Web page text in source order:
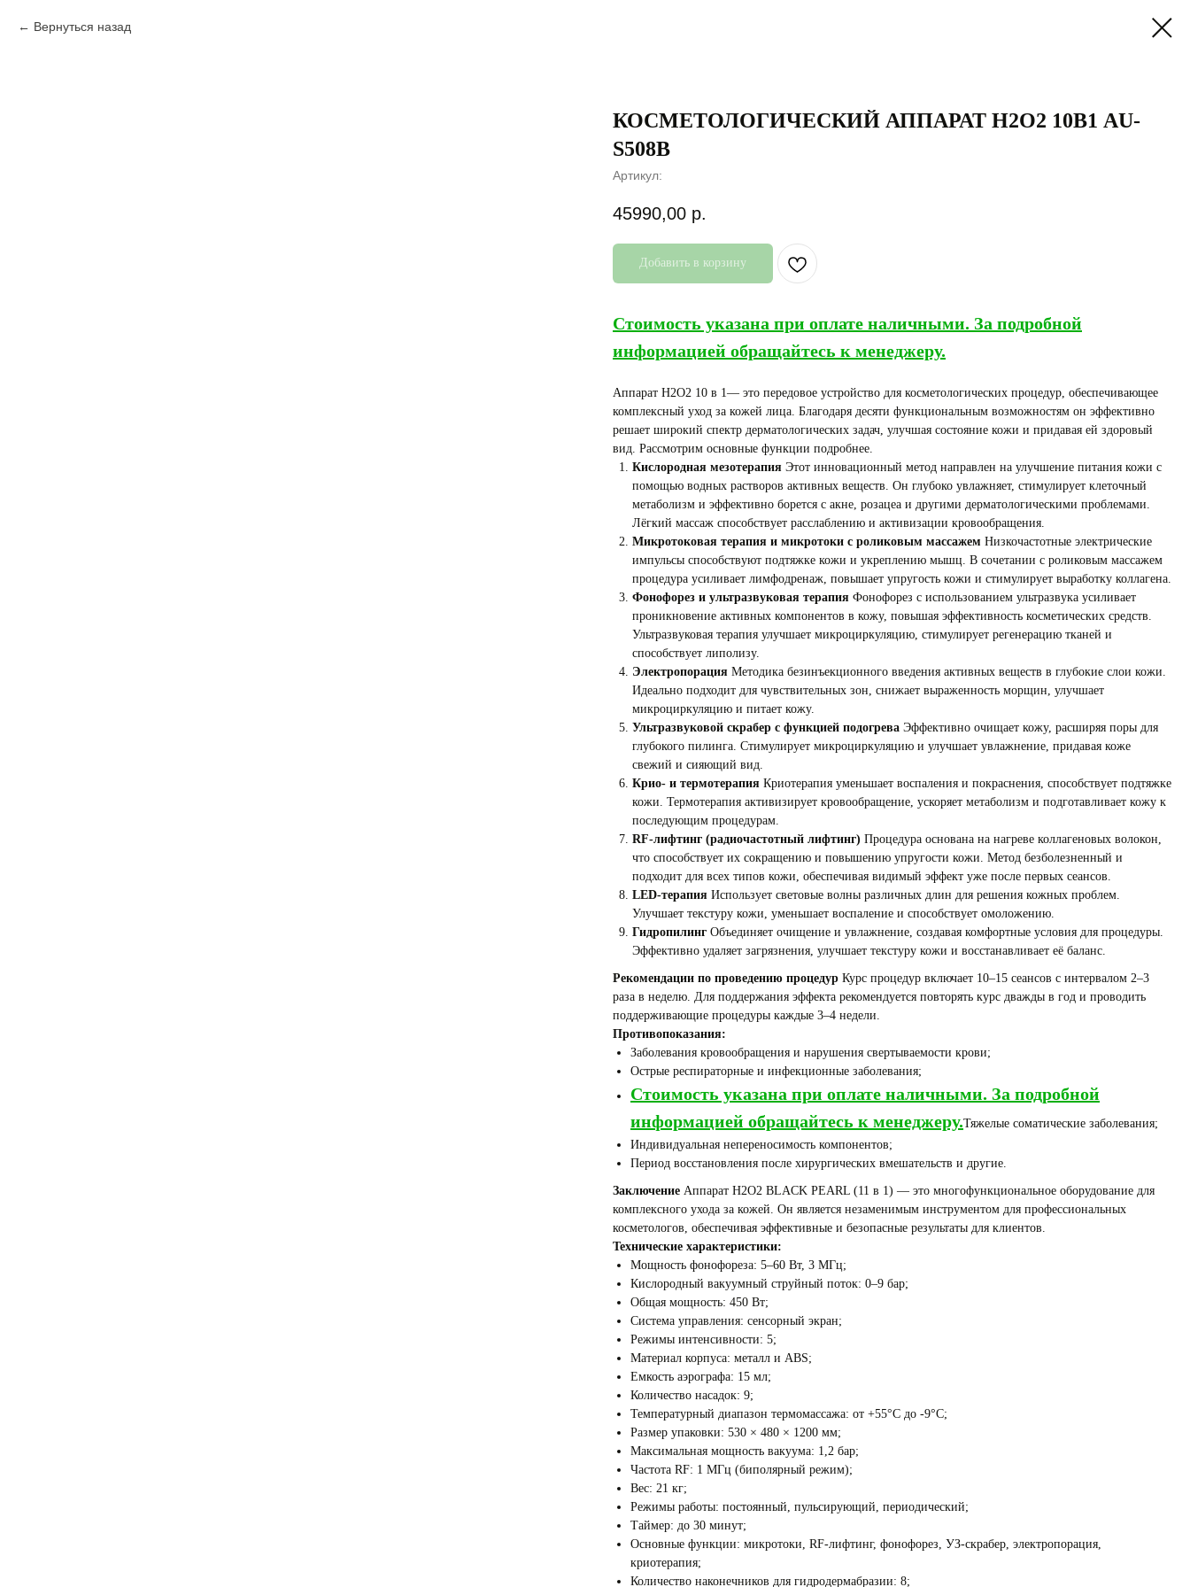
Вернуться назад
КОСМЕТОЛОГИЧЕСКИЙ АППАРАТ H2O2 10В1 AU-
S508B
Артикул:
45990,00 р.
Добавить в корзину
Стоимость указана при оплате наличными. За подробной
информацией обращайтесь к менеджеру.
Аппарат H2O2 10 в 1— это передовое устройство для косметологических процедур, обеспечивающее
комплексный уход за кожей лица. Благодаря десяти функциональным возможностям он эффективно
решает широкий спектр дерматологических задач, улучшая состояние кожи и придавая ей здоровый
вид. Рассмотрим основные функции подробнее.
Кислородная мезотерапия Этот инновационный метод направлен на улучшение питания кожи с
помощью водных растворов активных веществ. Он глубоко увлажняет, стимулирует клеточный
метаболизм и эффективно борется с акне, розацеа и другими дерматологическими проблемами.
Лёгкий массаж способствует расслаблению и активизации кровообращения.
Микротоковая терапия и микротоки с роликовым массажем Низкочастотные электрические
импульсы способствуют подтяжке кожи и укреплению мышц. В сочетании с роликовым массажем
процедура усиливает лимфодренаж, повышает упругость кожи и стимулирует выработку коллагена.
Фонофорез и ультразвуковая терапия Фонофорез с использованием ультразвука усиливает
проникновение активных компонентов в кожу, повышая эффективность косметических средств.
Ультразвуковая терапия улучшает микроциркуляцию, стимулирует регенерацию тканей и
способствует липолизу.
Электропорация Методика безинъекционного введения активных веществ в глубокие слои кожи.
Идеально подходит для чувствительных зон, снижает выраженность морщин, улучшает
микроциркуляцию и питает кожу.
Ультразвуковой скрабер с функцией подогрева Эффективно очищает кожу, расширяя поры для
глубокого пилинга. Стимулирует микроциркуляцию и улучшает увлажнение, придавая коже
свежий и сияющий вид.
Крио- и термотерапия Криотерапия уменьшает воспаления и покраснения, способствует подтяжке
кожи. Термотерапия активизирует кровообращение, ускоряет метаболизм и подготавливает кожу к
последующим процедурам.
RF-лифтинг (радиочастотный лифтинг) Процедура основана на нагреве коллагеновых волокон,
что способствует их сокращению и повышению упругости кожи. Метод безболезненный и
подходит для всех типов кожи, обеспечивая видимый эффект уже после первых сеансов.
LED-терапия Использует световые волны различных длин для решения кожных проблем.
Улучшает текстуру кожи, уменьшает воспаление и способствует омоложению.
Гидропилинг Объединяет очищение и увлажнение, создавая комфортные условия для процедуры.
Эффективно удаляет загрязнения, улучшает текстуру кожи и восстанавливает её баланс.
Рекомендации по проведению процедур Курс процедур включает 10–15 сеансов с интервалом 2–3
раза в неделю. Для поддержания эффекта рекомендуется повторять курс дважды в год и проводить
поддерживающие процедуры каждые 3–4 недели.
Противопоказания:
Заболевания кровообращения и нарушения свертываемости крови;
Острые респираторные и инфекционные заболевания;
Стоимость указана при оплате наличными. За подробной
информацией обращайтесь к менеджеру.Тяжелые соматические заболевания;
Индивидуальная непереносимость компонентов;
Период восстановления после хирургических вмешательств и другие.
Заключение Аппарат H2O2 BLACK PEARL (11 в 1) — это многофункциональное оборудование для
комплексного ухода за кожей. Он является незаменимым инструментом для профессиональных
косметологов, обеспечивая эффективные и безопасные результаты для клиентов.
Технические характеристики:
Мощность фонофореза: 5–60 Вт, 3 МГц;
Кислородный вакуумный струйный поток: 0–9 бар;
Общая мощность: 450 Вт;
Система управления: сенсорный экран;
Режимы интенсивности: 5;
Материал корпуса: металл и ABS;
Емкость аэрографа: 15 мл;
Количество насадок: 9;
Температурный диапазон термомассажа: от +55°C до -9°C;
Размер упаковки: 530 × 480 × 1200 мм;
Максимальная мощность вакуума: 1,2 бар;
Частота RF: 1 МГц (биполярный режим);
Вес: 21 кг;
Режимы работы: постоянный, пульсирующий, периодический;
Таймер: до 30 минут;
Основные функции: микротоки, RF-лифтинг, фонофорез, УЗ-скрабер, электропорация,
криотерапия;
Количество наконечников для гидродермабразии: 8;